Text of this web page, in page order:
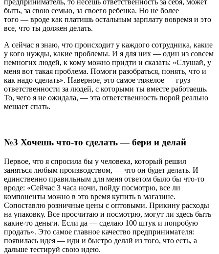
предприниматель, то несешь ответственность за себя, может
быть, за свою семью, за своего ребенка. Но не более
того — вроде как платишь остальным зарплату вовремя и это
все, что ты должен делать.
А сейчас я знаю, что происходит у каждого сотрудника, какие
у кого нужды, какие проблемы. И я для них — один из совсем
немногих людей, к кому можно придти и сказать: «Слушай, у
меня вот такая проблема. Помоги разобраться, понять, что и
как надо сделать». Наверное, это самое тяжелое — груз
ответственности за людей, с которыми ты вместе работаешь.
То, чего я не ожидала, — эта ответственность порой реально
мешает спать.
№3 Хочешь что-то сделать — бери и делай
Первое, что я спросила бы у человека, который решил
заняться любым производством, — что он будет делать. И
единственно правильным для меня ответом было бы что-то
вроде: «Сейчас 3 часа ночи, пойду посмотрю, все ли
компоненты можно в это время купить в магазине.
Сопоставлю розничные цены с оптовыми. Прикину расходы
на упаковку. Все просчитаю и посмотрю, могут ли здесь быть
какие-то деньги. Если да — сделаю 100 штук и попробую
продать». Это самое главное качество предпринимателя:
появилась идея — иди и быстро делай из того, что есть, а
дальше тестируй свою идею.